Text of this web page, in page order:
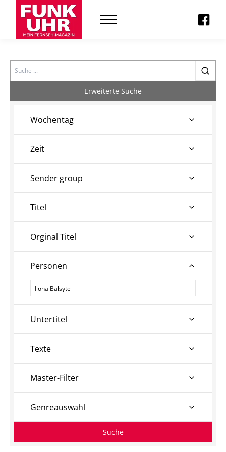
Search
Erweiterte Suche
Wochentag
Zeit
Sender group
Titel
Orginal Titel
Personen
Personen
Untertitel
Texte
Master-Filter
Genreauswahl
Suche